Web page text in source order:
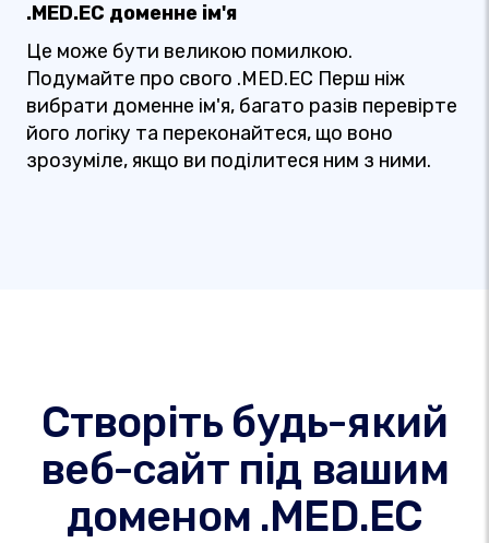
.MED.EC доменне ім'я
Це може бути великою помилкою.
Подумайте про свого .MED.EC Перш ніж
вибрати доменне ім'я, багато разів перевірте
його логіку та переконайтеся, що воно
зрозуміле, якщо ви поділитеся ним з ними.
Створіть будь-який
веб-сайт під вашим
доменом .MED.EC